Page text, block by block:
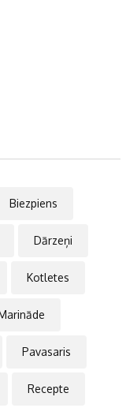
Biezpiens
Dārzeņi
Kotletes
Pavasaris
Recepte